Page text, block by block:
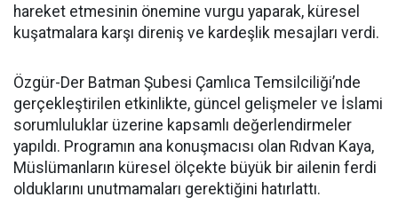
hareket etmesinin önemine vurgu yaparak, küresel
kuşatmalara karşı direniş ve kardeşlik mesajları verdi.
Özgür-Der Batman Şubesi Çamlıca Temsilciliği’nde
gerçekleştirilen etkinlikte, güncel gelişmeler ve İslami
sorumluluklar üzerine kapsamlı değerlendirmeler
yapıldı. Programın ana konuşmacısı olan Rıdvan Kaya,
Müslümanların küresel ölçekte büyük bir ailenin ferdi
olduklarını unutmamaları gerektiğini hatırlattı.